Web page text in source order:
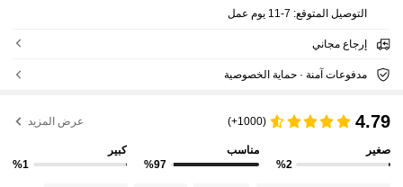
التوصيل المتوقع: 7-11 يوم عمل
إرجاع مجاني
مدفوعات آمنة · حماية الخصوصية
4.79
(1000+) عرض المزيد
صغير
%2
مناسب
%97
كبير
%1